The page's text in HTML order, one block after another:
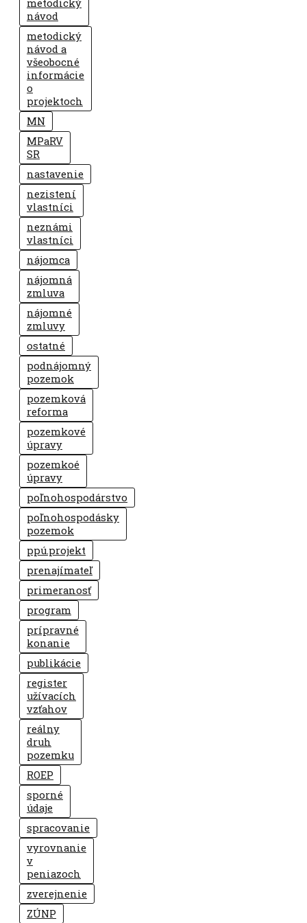
metodický
návod
metodický
návod a
všeobocné
informácie
o
projektoch
MN
MPaRV
SR
nastavenie
nezistení
vlastníci
neznámi
vlastníci
nájomca
nájomná
zmluva
nájomné
zmluvy
ostatné
podnájomný
pozemok
pozemková
reforma
pozemkové
úpravy
pozemkoé
úpravy
poľnohospodárstvo
poľnohospodásky
pozemok
ppú.projekt
prenajímateľ
primeranosť
program
prípravné
konanie
publikácie
register
užívacích
vzťahov
reálny
druh
pozemku
ROEP
sporné
údaje
spracovanie
vyrovnanie
v
peniazoch
zverejnenie
ZÚNP